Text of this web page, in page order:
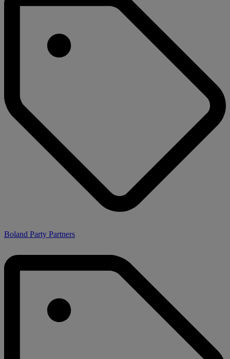
Boland Party Partners